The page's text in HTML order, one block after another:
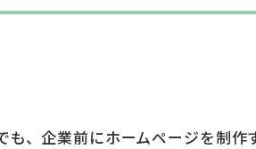
、企業前にホームページを制作